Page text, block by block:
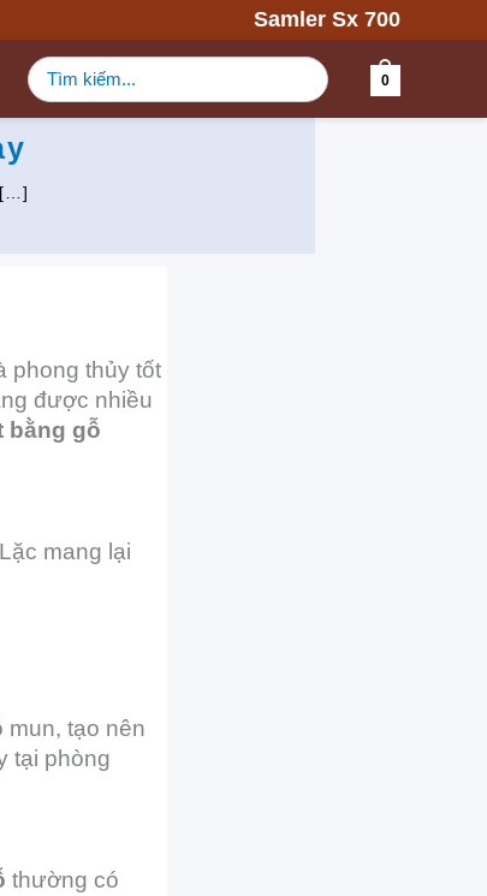
Samler Sx 700
Tìm
kiếm:
0
[…]
phong thủy tốt
được nhiều
bằng gỗ
mang lại
tạo nên
tại phòng
thường có